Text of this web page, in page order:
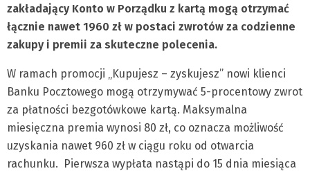
zakładający Konto w Porządku z kartą mogą otrzymać
łącznie nawet 1960 zł w postaci zwrotów za codzienne
zakupy i premii za skuteczne polecenia.
W ramach promocji „Kupujesz – zyskujesz” nowi klienci
Banku Pocztowego mogą otrzymywać 5-procentowy zwrot
za płatności bezgotówkowe kartą. Maksymalna
miesięczna premia wynosi 80 zł, co oznacza możliwość
uzyskania nawet 960 zł w ciągu roku od otwarcia
rachunku. Pierwsza wypłata nastąpi do 15 dnia miesiąca